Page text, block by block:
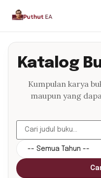
Tentang
Puthut EA
Situsweb
Katalog
Kumpulan karya
maupun yang